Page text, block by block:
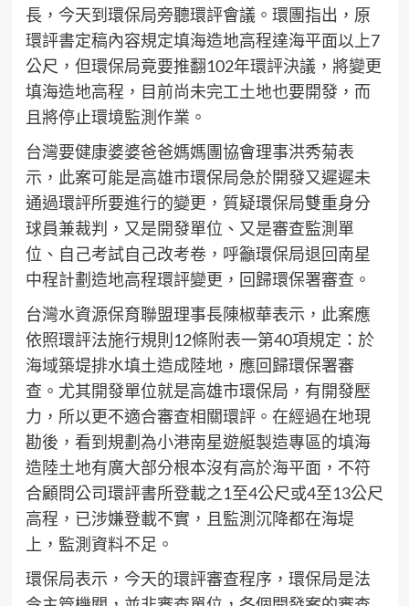
長，今天到環保局旁聽環評會議。環團指出，原
環評書定稿內容規定填海造地高程達海平面以上7
公尺，但環保局竟要推翻102年環評決議，將變更
填海造地高程，目前尚未完工土地也要開發，而
且將停止環境監測作業。
台灣要健康婆婆爸爸媽媽團協會理事洪秀菊表
示，此案可能是高雄市環保局急於開發又遲遲未
通過環評所要進行的變更，質疑環保局雙重身分
球員兼裁判，又是開發單位、又是審查監測單
位、自己考試自己改考卷，呼籲環保局退回南星
中程計劃造地高程環評變更，回歸環保署審查。
台灣水資源保育聯盟理事長陳椒華表示，此案應
依照環評法施行規則12條附表一第40項規定：於
海域築堤排水填土造成陸地，應回歸環保署審
查。尤其開發單位就是高雄市環保局，有開發壓
力，所以更不適合審查相關環評。在經過在地現
勘後，看到規劃為小港南星遊艇製造專區的填海
造陸土地有廣大部分根本沒有高於海平面，不符
合顧問公司環評書所登載之1至4公尺或4至13公尺
高程，已涉嫌登載不實，且監測沉降都在海堤
上，監測資料不足。
環保局表示，今天的環評審查程序，環保局是法